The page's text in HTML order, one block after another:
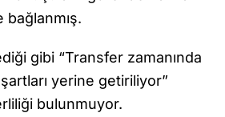
gibi “Transfer zamanında
şartları yerine getiriliyor”
bulunmuyor.